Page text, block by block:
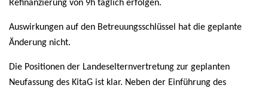
Refinanzierung von 9h täglich erfolgen.
Auswirkungen auf den Betreuungsschlüssel hat die geplante
Änderung nicht.
Die Positionen der Landeselternvertretung zur geplanten
Neufassung des KitaG ist klar. Neben der Einführung des